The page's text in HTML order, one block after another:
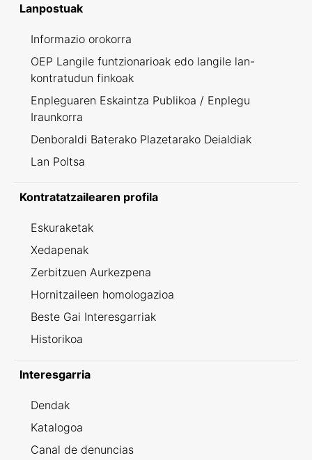
Lanpostuak
Informazio orokorra
OEP Langile funtzionarioak edo langile lan-
kontratudun finkoak
Enpleguaren Eskaintza Publikoa / Enplegu
Iraunkorra
Denboraldi Baterako Plazetarako Deialdiak
Lan Poltsa
Kontratatzailearen profila
Eskuraketak
Xedapenak
Zerbitzuen Aurkezpena
Hornitzaileen homologazioa
Beste Gai Interesgarriak
Historikoa
Interesgarria
Dendak
Katalogoa
Canal de denuncias